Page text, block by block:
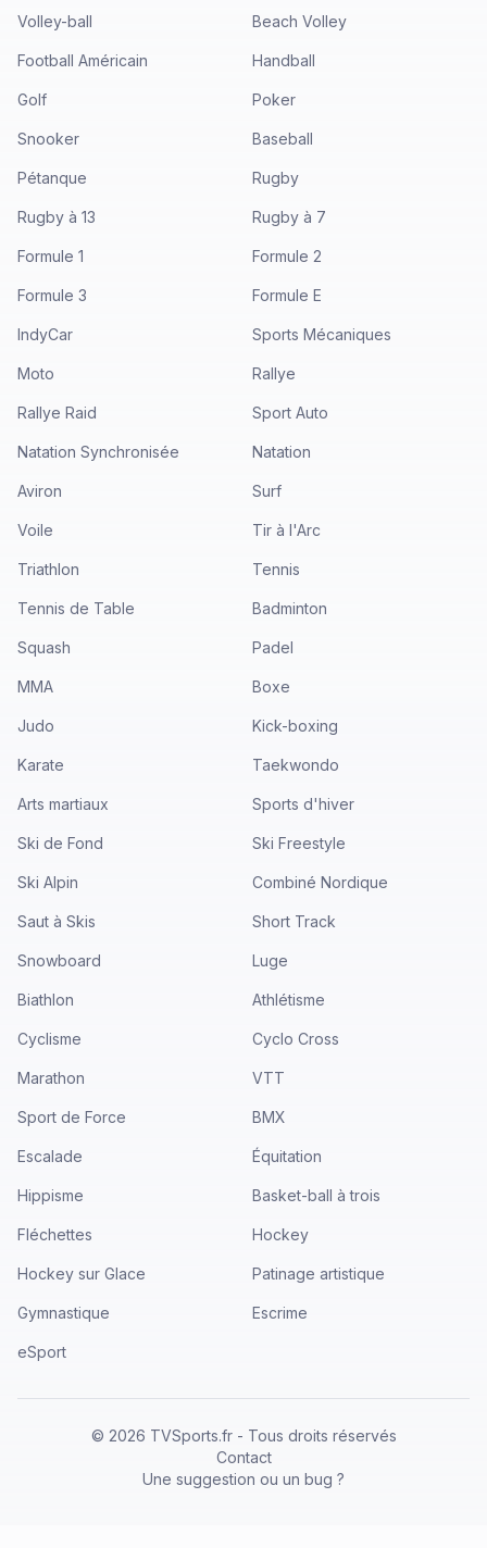
Volley-ball Beach Volley
Football Américain Handball
Golf Poker
Snooker Baseball
Pétanque Rugby
Rugby à 13 Rugby à 7
Formule 1 Formule 2
Formule 3 Formule E
IndyCar Sports Mécaniques
Moto Rallye
Rallye Raid Sport Auto
Natation Synchronisée Natation
Aviron Surf
Voile Tir à l'Arc
Triathlon Tennis
Tennis de Table Badminton
Squash Padel
MMA Boxe
Judo Kick-boxing
Karate Taekwondo
Arts martiaux Sports d'hiver
Ski de Fond Ski Freestyle
Ski Alpin Combiné Nordique
Saut à Skis Short Track
Snowboard Luge
Biathlon Athlétisme
Cyclisme Cyclo Cross
Marathon VTT
Sport de Force BMX
Escalade Équitation
Hippisme Basket-ball à trois
Fléchettes Hockey
Hockey sur Glace Patinage artistique
Gymnastique Escrime
eSport
© 2026 TVSports.fr - Tous droits réservés
Contact
Une suggestion ou un bug ?